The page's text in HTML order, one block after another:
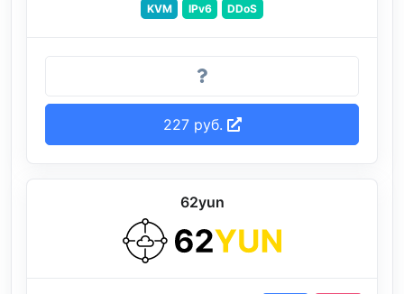
KVM IPv6 DDoS
227 руб.
62yun